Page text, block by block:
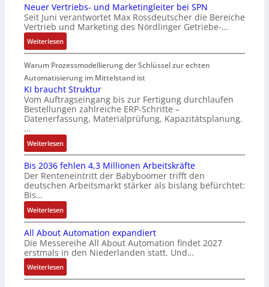
o
n
A
G
u
n
d
R
o
o
t
i
k
n
t
e
g
r
a
t
i
o
n
i
n
a
n
c
C
C
-
S
y
s
e
i
n
g
a
n
g
i
m
M
a
s
c
h
i
n
e
n
-
u
n
d
A
n
r
k
t
s
t
a
r
t
f
ü
r
m
u
l
t
i
v
a
r
i
a
b
l
e
S
Neuer Vertriebs- und Marketingleiter bei SPN
Seit Juni verantwortet Max Rossdeutscher die Bereiche
Vertrieb und Marketing des Nördlinger Getriebe-…
Weiterlesen:
N
e
u
e
r
V
e
t
r
i
e
b
s
-
u
n
d
M
a
r
Warum Prozessmodellierung der Schlüssel zur echten
Automatisierung im Mittelstand ist
KI braucht Struktur
Vom Auftragseingang bis zur Fertigung durchlaufen
Bestellungen zahlreiche ERP-Schritte –
Datenerfassung, Materialprüfung, Kapazitätsplanung.
…
Weiterlesen:
K
I
b
r
a
u
c
h
t
S
t
r
Bis 2036 fehlen 4,3 Millionen Arbeitskräfte
Der Renteneintritt der Babyboomer trifft den
deutschen Arbeitsmarkt stärker als bislang befürchtet:
Bis…
Weiterlesen:
B
i
s
2
0
3
All About Automation expandiert
Die Messereihe All About Automation findet 2027
erstmals in den Niederlanden statt. Und…
Weiterlesen:
A